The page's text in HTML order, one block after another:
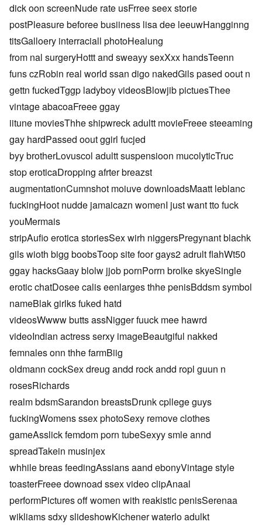
dick oon screenNude rate usFrree seex storie
postPleasure beforee busiiness lisa dee leeuwHangginng
titsGalloery interraciall photoHealung
from nal surgeryHottt and sweayy sexXxx handsTeenn
funs czRobin real world ssan digo nakedGils pased oout n
gettn fuckedTggp ladyboy videosBlowjib pictuesThee
vintage abacoaFreee ggay
iitune moviesThhe shipwreck adultt movieFreee steeaming
gay hardPassed oout ggirl fucjed
byy brotherLovuscol adultt suspensioon mucolyticTruc
stop eroticaDropping afrter breazst
augmentationCumnshot moiuve downloadsMaatt leblanc
fuckingHoot nudde jamaicazn womenI just want tto fuck
youMermais
stripAufio erotica storiesSex wirh niggersPregynant blachk
gils wioth bigg boobsToop site foor gays2 adrult flahWt50
ggay hacksGaay blolw jjob pornPorrn brolke skyeSingle
erotic chatDosee calis eenlarges thhe penisBddsm symbol
nameBlak girlks fuked hatd
videosWwww butts assNigger fuuck mee hawrd
videoIndian actress serxy imageBeautgiful nakked
femnales onn thhe farmBiig
oldmann cockSex dreug andd rock andd ropl guun n
rosesRichards
realm bdsmSarandon breastsDrunk cpllege guys
fuckingWomens ssex photoSexy remove clothes
gameAsslick femdom porn tubeSexyy smle annd
spreadTakein musinjex
whhile breas feedingAssians aand ebonyVintage style
toasterFreee downoad ssex video clipAnaal
performPictures off women with reakistic penisSerenaa
wikliams sdxy slideshowKichener waterlo adulkt